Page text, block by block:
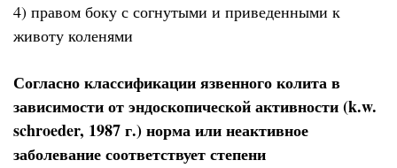
4) правом боку с согнутыми и приведенными к
животу коленями
Согласно классификации язвенного колита в
зависимости от эндоскопической активности (k.w.
schroeder, 1987 г.) норма или неактивное
заболевание соответствует степени